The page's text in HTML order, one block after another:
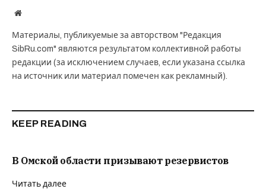
Website
Материалы, публикуемые за авторством "Редакция
SibRu.com" являются результатом коллективной работы
редакции (за исключением случаев, если указана ссылка
на источник или материал помечен как рекламный).
KEEP READING
В Омской области призывают резервистов
Читать далее